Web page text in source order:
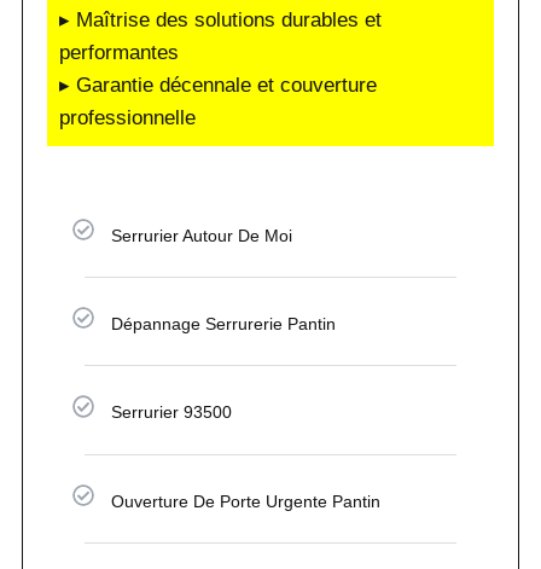
▸ Maîtrise des solutions durables et
performantes
▸ Garantie décennale et couverture
professionnelle
Serrurier Autour De Moi
Dépannage Serrurerie Pantin
Serrurier 93500
Ouverture De Porte Urgente Pantin